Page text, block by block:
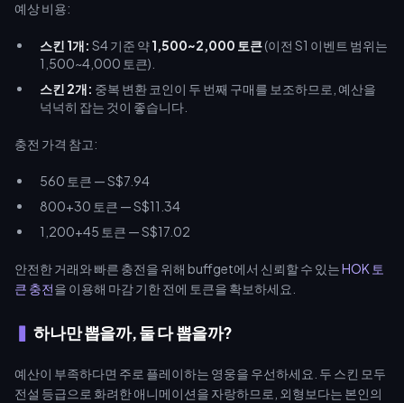
예상 비용:
스킨 1개: S4 기준 약1,500~2,000 토큰(이전 S1 이벤트 범위는
1,500~4,000 토큰).
스킨 2개: 중복 변환 코인이 두 번째 구매를 보조하므로, 예산을
넉넉히 잡는 것이 좋습니다.
충전 가격 참고:
560 토큰 — S$7.94
800+30 토큰 — S$11.34
1,200+45 토큰 — S$17.02
안전한 거래와 빠른 충전을 위해 buffget에서 신뢰할 수 있는HOK 토
큰 충전을 이용해 마감 기한 전에 토큰을 확보하세요.
하나만 뽑을까, 둘 다 뽑을까?
예산이 부족하다면 주로 플레이하는 영웅을 우선하세요. 두 스킨 모두
전설 등급으로 화려한 애니메이션을 자랑하므로, 외형보다는 본인의